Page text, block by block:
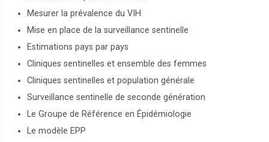
Mesurer la prévalence du VIH
Mise en place de la surveillance sentinelle
Estimations pays par pays
Cliniques sentinelles et ensemble des femmes
Cliniques sentinelles et population générale
Surveillance sentinelle de seconde génération
Le Groupe de Référence en Épidémiologie
Le modèle EPP